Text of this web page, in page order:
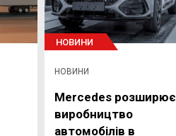
НОВИНИ
НОВИНИ
Mercedes розширює
виробництво
автомобілів в